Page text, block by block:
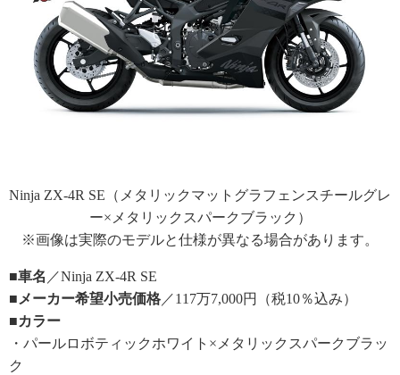
Ninja ZX-4R SE（メタリックマットグラフェンスチールグレ
ー×メタリックスパークブラック）
※画像は実際のモデルと仕様が異なる場合があります。
■車名 ／Ninja ZX-4R SE
■メーカー希望小売価格 ／117万7,000円（税10％込み）
■カラー
・パールロボティックホワイト×メタリックスパークブラッ
ク